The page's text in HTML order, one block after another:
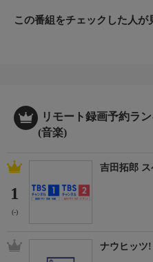
この番組をチェックした人が
リモート録画予約ラ
(音楽)
1
(-)
吉田拓郎
ナウヒッツ!